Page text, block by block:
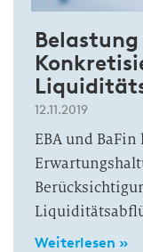
Belastung
12.11.2019
EBA und
Weiterlesen »